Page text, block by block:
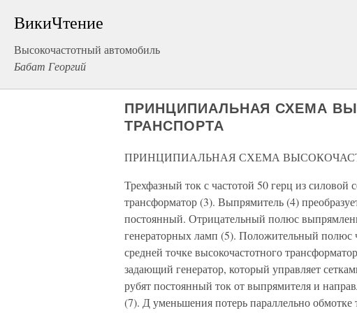
ВикиЧтение
Высокочастотный автомобиль
Бабат Георгий
ПРИНЦИПИАЛЬНАЯ СХЕМА
ТРАНСПОРТА
ПРИНЦИПИАЛЬНАЯ СХЕМА
Трехфазный ток с частотой 50 герц из силовой
трансформатор (3). Выпрямитель (4)
постоянный. Отрицательный полюс
генераторных ламп (5). Положительный полюс
средней точке высокочастотного
задающий генератор, который управляет
рубят постоянный ток от выпрямителя и
(7). Д уменьшения потерь параллельно